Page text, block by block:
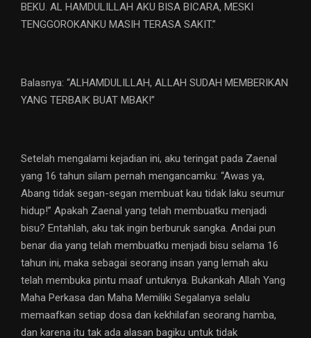
BEKU. AL HAMDULILLAH AKU BISA BICARA, MESKI
TENGGOROKANKU MASIH TERASA SAKIT.”
Balasnya: “ALHAMDULILLAH, ALLAH SUDAH MEMBERIKAN
YANG TERBAIK BUAT MBAK!”
Setelah mengalami kejadian ini, aku teringat pada Zaenal
yang 16 tahun silam pernah mengancamku: “Awas ya,
Abang tidak segan-segan membuat kau tidak laku seumur
hidup!” Apakah Zaenal yang telah membuatku menjadi
bisu? Entahlah, aku tak ingin berburuk sangka. Andai pun
benar dia yang telah membuatku menjadi bisu selama 16
tahun ini, maka sebagai seorang insan yang lemah aku
telah membuka pintu maaf untuknya. Bukankah Allah Yang
Maha Perkasa dan Maha Memiliki Segalanya selalu
memaafkan setiap dosa dan kekhilafan seorang hamba,
dan karena itu tak ada alasan bagiku untuk tidak